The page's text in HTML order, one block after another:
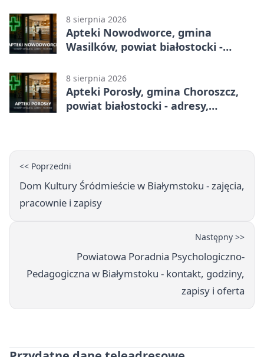
godziny otwarcia
8 sierpnia 2026
Apteki Nowodworce, gmina
Wasilków, powiat białostocki -
8 sierpnia 2026
Apteki Porosły, gmina Choroszcz,
powiat białostocki - adresy,
<< Poprzedni
Dom Kultury Śródmieście w Białymstoku - zajęcia,
pracownie i zapisy
Następny >>
Powiatowa Poradnia Psychologiczno-
Pedagogiczna w Białymstoku - kontakt, godziny,
zapisy i oferta